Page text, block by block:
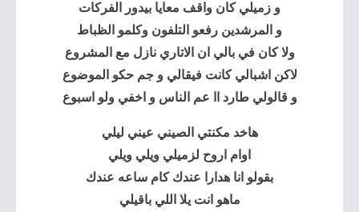
و زميلي كان واقف معايا بيدور الفركات
و المرشدين رفعو التلفون وكلمو الظباط
ولا كان في بالي ان الاتاري نازل مع المشروع
لاكن اشبالي كانت فيقالي و جم حكو الموضوع
و قالولي طارد اا عم الناس و اخفي ولو اسبوع
هاخد مكنتي الصيني عيني ليلي
اوام اروح لزميلي ويلي ويلي
بقولو انا هدارا عندك كام ساعه عندك
ماهو انت يلا اللي باقيلي